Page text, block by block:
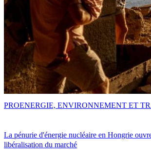
La pénurie d'énergie nucléaire en Hongrie
libéralisation du marché
PROENERGIE, ENVIRONNEMENT ET